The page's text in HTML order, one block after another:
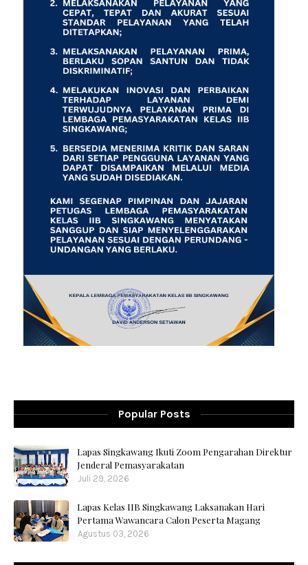
Popular Posts
Lapas Singkawang Ikuti Zoom Pengarahan Direktur
Jenderal Pemasyarakatan
Juli 29, 2026
Lapas Kelas IIB Singkawang Laksanakan Hari
Pertama Wawancara Calon Peserta Magang
Agustus 03, 2026